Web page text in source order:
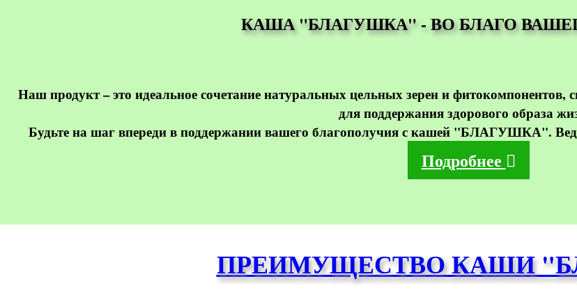
КАША "БЛАГУШКА" - ВО БЛАГО
Наш продукт – это идеальное сочетание натуральных цельных зерен и фитокомпонентов,
для поддержания здорового образа
Будьте на шаг впереди в поддержании вашего благополучия с кашей "БЛАГУШКА". Ведь
Подробнее
ПРЕИМУЩЕСТВО КАШИ